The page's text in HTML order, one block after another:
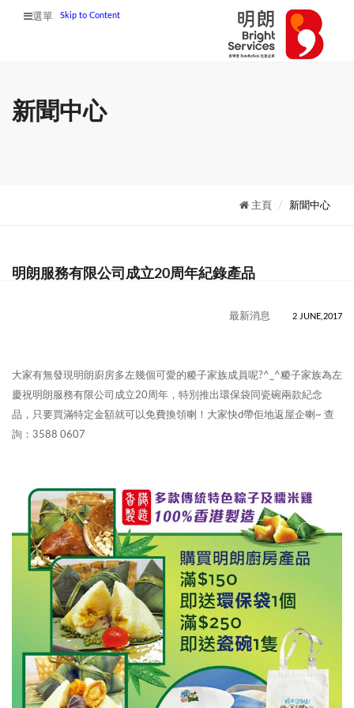
選單 Skip to Content
新聞中心
主頁 新聞中心
明朗服務有限公司成立20周年紀錄產品
最新消息 2 JUNE,2017
大家有無發現明朗廚房多左幾個可愛的糉子家族成員呢?^_^糉子家族為左
慶祝明朗服務有限公司成立20周年，特別推出環保袋同瓷碗兩款紀念
品，只要買滿特定金額就可以免費換領喇！大家快d帶佢地返屋企喇~ 查
詢：3588 0607